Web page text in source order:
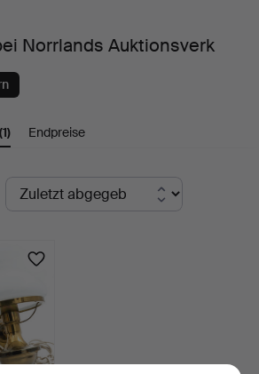
Norrlands Auktionsverk
(1) Endpreise